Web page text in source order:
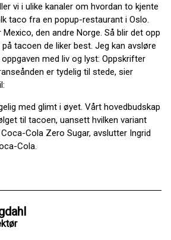
vi i ulike kanaler om hvordan to kjente
taco fra en popup-restaurant i Oslo.
den andre Norge. Så blir det opp
tacoen de liker best. Jeg kan avsløre
med liv og lyst: Oppskrifter
er tydelig til stede, sier
med glimt i øyet. Vårt hovedbudskap
til tacoen, uansett hvilken variant
Cola Zero Sugar, avslutter Ingrid
Cola.